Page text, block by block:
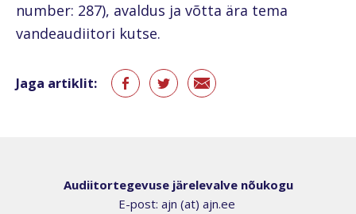
number: 287), avaldus ja võtta ära tema
vandeaudiitori kutse.
Jaga artiklit:
Audiitortegevuse järelevalve nõukogu
E-post: ajn (at) ajn.ee